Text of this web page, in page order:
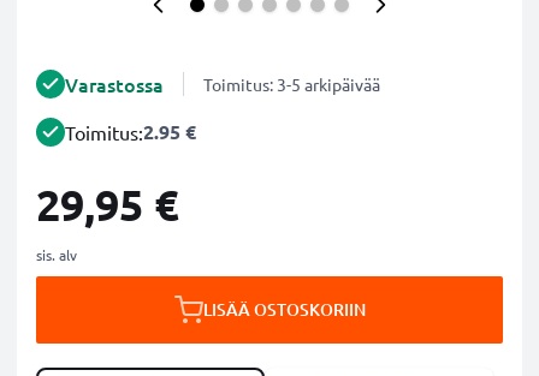
Varastossa Toimitus: 3-5 arkipäivää
Toimitus:2.95 €
29,95 €
sis. alv
LISÄÄ OSTOSKORIIN